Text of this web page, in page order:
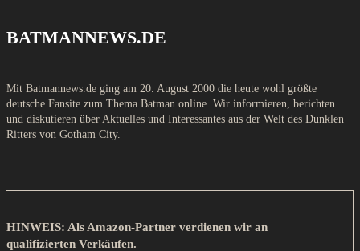
BATMANNEWS.DE
Mit Batmannews.de ging am 20. August 2000 die heute wohl größte
deutsche Fansite zum Thema Batman online. Wir informieren, berichten
und diskutieren über Aktuelles und Interessantes aus der Welt des Dunklen
Ritters von Gotham City.
HINWEIS: Als Amazon-Partner verdienen wir an
qualifizierten Verkäufen.